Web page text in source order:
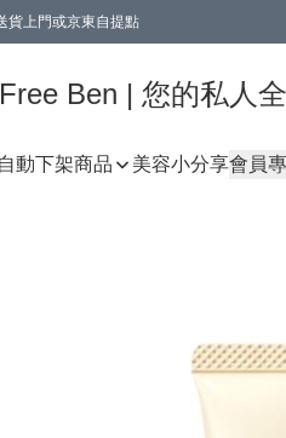
貨上門或京東自提點
Ben | 您的私人
動下架商品 美容小分享會員